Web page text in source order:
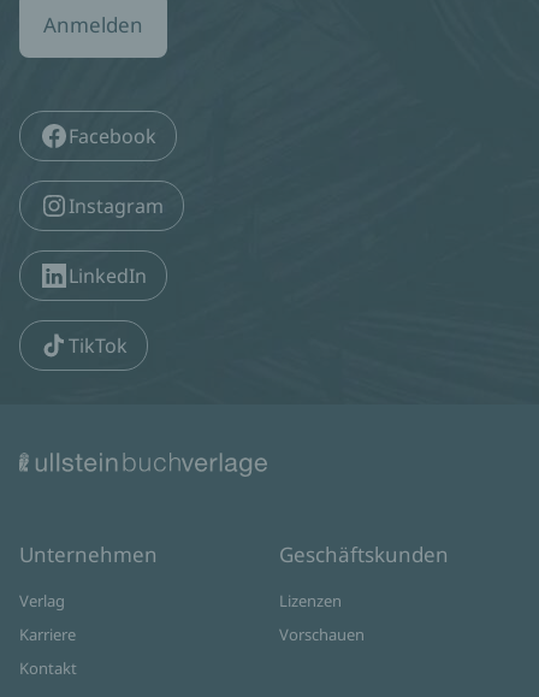
Anmelden
Facebook
Instagram
LinkedIn
TikTok
Unternehmen
Verlag
Karriere
Kontakt
Geschäftskunden
Lizenzen
Vorschauen